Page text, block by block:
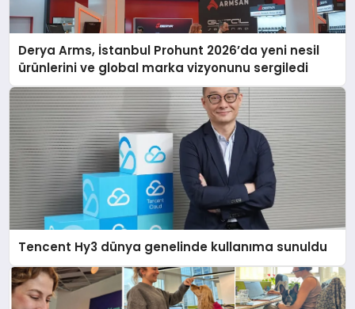
Derya Arms, İstanbul Prohunt 2026’da yeni nesil
ürünlerini ve global marka vizyonunu sergiledi
Tencent Hy3 dünya genelinde kullanıma sunuldu